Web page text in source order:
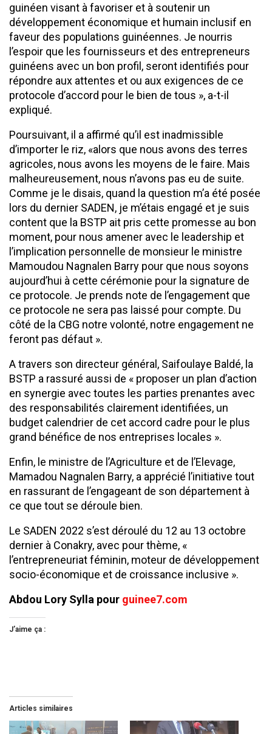
guinéen visant à favoriser et à soutenir un
développement économique et humain inclusif en
faveur des populations guinéennes. Je nourris
l’espoir que les fournisseurs et des entrepreneurs
guinéens avec un bon profil, seront identifiés pour
répondre aux attentes et ou aux exigences de ce
protocole d’accord pour le bien de tous », a-t-il
expliqué.
Poursuivant, il a affirmé qu’il est inadmissible
d’importer le riz, «alors que nous avons des terres
agricoles, nous avons les moyens de le faire. Mais
malheureusement, nous n’avons pas eu de suite.
Comme je le disais, quand la question m’a été posée
lors du dernier SADEN, je m’étais engagé et je suis
content que la BSTP ait pris cette promesse au bon
moment, pour nous amener avec le leadership et
l’implication personnelle de monsieur le ministre
Mamoudou Nagnalen Barry pour que nous soyons
aujourd’hui à cette cérémonie pour la signature de
ce protocole. Je prends note de l’engagement que
ce protocole ne sera pas laissé pour compte. Du
côté de la CBG notre volonté, notre engagement ne
feront pas défaut ».
A travers son directeur général, Saifoulaye Baldé, la
BSTP a rassuré aussi de « proposer un plan d’action
en synergie avec toutes les parties prenantes avec
des responsabilités clairement identifiées, un
budget calendrier de cet accord cadre pour le plus
grand bénéfice de nos entreprises locales ».
Enfin, le ministre de l’Agriculture et de l’Elevage,
Mamadou Nagnalen Barry, a apprécié l’initiative tout
en rassurant de l’engageant de son département à
ce que tout se déroule bien.
Le SADEN 2022 s’est déroulé du 12 au 13 octobre
dernier à Conakry, avec pour thème, «
l’entrepreneuriat féminin, moteur de développement
socio-économique et de croissance inclusive ».
Abdou Lory Sylla pour guinee7.com
J’aime ça :
Articles similaires